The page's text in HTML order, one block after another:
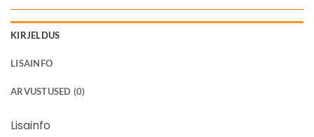
KIRJELDUS
LISAINFO
ARVUSTUSED (0)
Lisainfo